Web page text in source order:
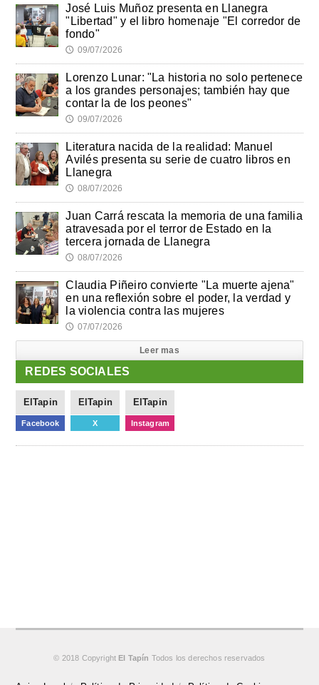
José Luis Muñoz presenta en Llanegra
"Libertad" y el libro homenaje "El corredor de
fondo"
🕔 09/07/2026
Lorenzo Lunar: "La historia no solo pertenece
a los grandes personajes; también hay que
contar la de los peones"
🕔 09/07/2026
Literatura nacida de la realidad: Manuel
Avilés presenta su serie de cuatro libros en
Llanegra
🕔 08/07/2026
Juan Carrá rescata la memoria de una familia
atravesada por el terror de Estado en la
tercera jornada de Llanegra
🕔 08/07/2026
Claudia Piñeiro convierte "La muerte ajena"
en una reflexión sobre el poder, la verdad y
la violencia contra las mujeres
🕔 07/07/2026
Leer mas
REDES SOCIALES
ElTapin
Facebook
ElTapin
X
ElTapin
Instagram
© 2018 Copyright El Tapín Todos los derechos reservados